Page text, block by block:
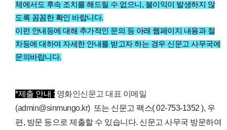
체에서도 후속 조치를 해드릴 수 없으니, 불이익이 발생하지 않
도록 꼼꼼한 확인 바랍니다.
이런 안내등에 대해 추가적인 문의 등 아래 웹페이지 내용과 절
차등에 대하여 자세한 안내를 받고자 하는 경우 신문고 사무국에
문의바랍니다.
*제출 안내 : 영화인신문고 대표 이메일
(admin@sinmungo.kr) 또는 신문고 팩스( 02-753-1352 ), 우
편, 방문 등으로 제출할 수 있습니다. 신문고 사무국 방문하여